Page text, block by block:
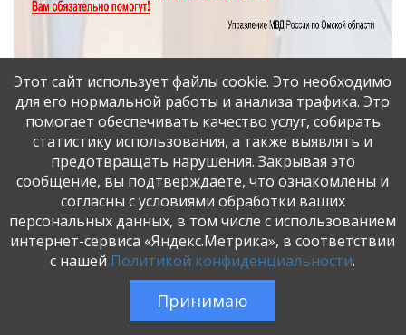
ПАМЯТКА
о порядке действия граждан в целях недопущения
хищений велосипедов
Прежде всего, необходимо помнить,
Этот сайт использует файлы cookie. Это необходимо
для его нормальной работы и анализа трафика. Это
помогает обеспечивать качество услуг, собирать
статистику использования, а также выявлять и
предотвращать нарушения. Закрывая это
сообщение, вы подтверждаете, что ознакомлены и
согласны с условиями обработки ваших
персональных данных, в том числе с использованием
интернет-сервиса «Яндекс.Метрика», в соответствии
с нашей Политикой конфиденциальности.
Принимаю